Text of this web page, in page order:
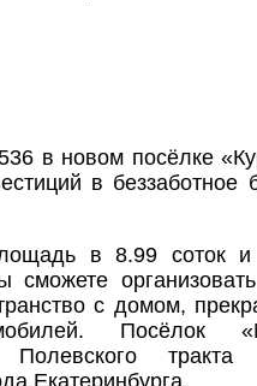
в новом посёлке
в беззаботное
в 8.99 соток и
с домом,
Посёлок
Полевского
Екатеринбурга.